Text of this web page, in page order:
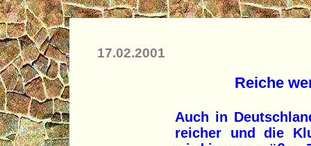
17.02.2001
Reiche
Auch in
reicher und die